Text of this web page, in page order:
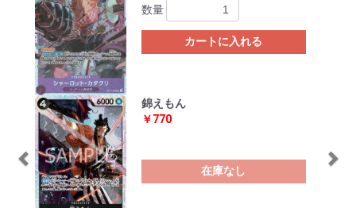
数量
カートに入れる
錦えもん
￥770
在庫なし